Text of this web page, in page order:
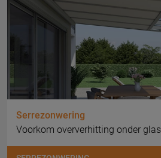
Serrezonwering
Voorkom oververhitting onder glas